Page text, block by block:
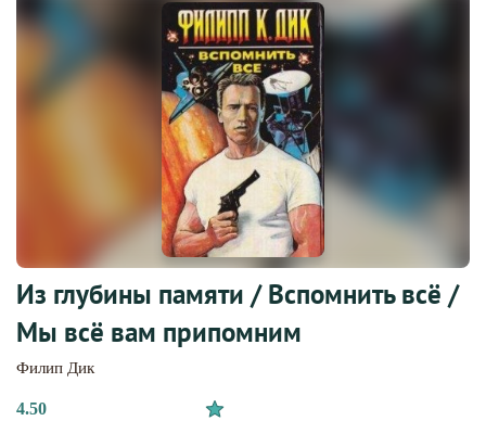
Из глубины памяти / Вспомнить всë /
Мы всë вам припомним
Филип Дик
4.50